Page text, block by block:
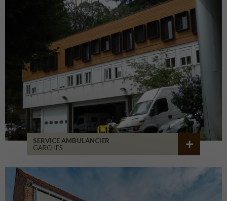
SERVICE AMBULANCIER
GARCHES